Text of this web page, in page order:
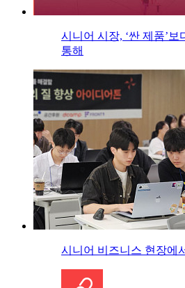
시니어 시장, ‘싼 제품’보
통해
시니어 비즈니스 현장에